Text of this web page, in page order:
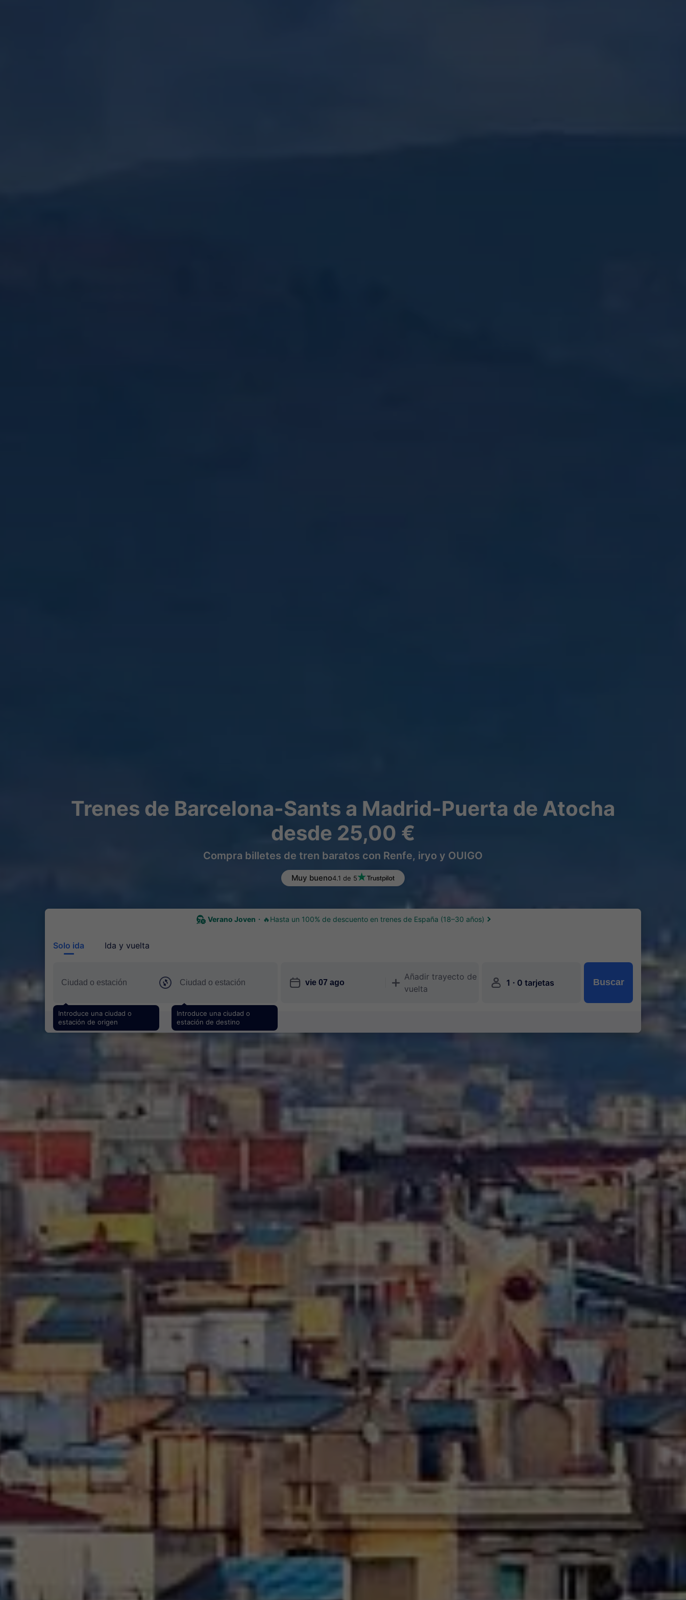
Trenes de Barcelona-Sants a Madrid-Puerta de Atocha
desde 25,00 €
Compra billetes de tren baratos con Renfe, iryo y OUIGO
Muy bueno4.1 de 5
Verano Joven 🔥Hasta un 100% de descuento en trenes de España (18–30 años)
Solo ida Ida y vuelta
Introduce una ciudad o
estación de origen
Introduce una ciudad o
estación de destino
󱎗 󱅇
Añadir trayecto de
vuelta
󱍂 1 · 0 tarjetas Buscar